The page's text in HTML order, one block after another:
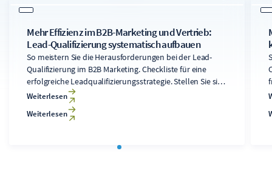
Mehr Effizienz im B2B-Marketing und Vertrieb:
Lead-Qualifizierung systematisch aufbauen
So meistern Sie die Herausforderungen bei der Lead-
Qualifizierung im B2B Marketing. Checkliste für eine
erfolgreiche Leadqualifizierungsstrategie. Stellen Sie sich
vor: Ihr Vertriebsteam bearbeitet wochenlang einen
vielversprechenden Lead, nur um am Ende
festzustellen, dass das Unternehmen gar nicht in Ihr
Weiterlesen
Weiterlesen